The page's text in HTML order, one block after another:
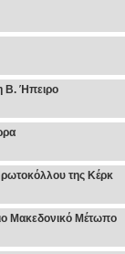
Β. Ήπειρο
της Κέρκ
Μακεδονικό Μέτωπο